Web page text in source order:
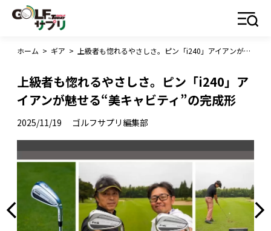
ホーム > ギア > 上級者も惚れるやさしさ。ピン「i240」アイアンが魅せる“美キャビティ”の完成形
上級者も惚れるやさしさ。ピン「i240」ア
イアンが魅せる“美キャビティ”の完成形
2025/11/19 ゴルフサプリ編集部